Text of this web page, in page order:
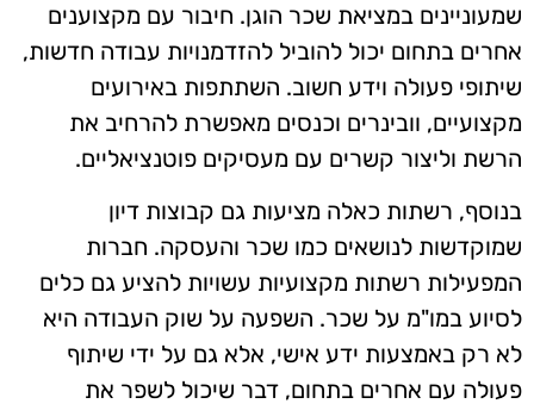
שמעוניינים במציאת שכר הוגן. חיבור עם מקצוענים
אחרים בתחום יכול להוביל להזדמנויות עבודה חדשות,
שיתופי פעולה וידע חשוב. השתתפות באירועים
מקצועיים, וובינרים וכנסים מאפשרת להרחיב את
הרשת וליצור קשרים עם מעסיקים פוטנציאליים.
בנוסף, רשתות כאלה מציעות גם קבוצות דיון
שמוקדשות לנושאים כמו שכר והעסקה. חברות
המפעילות רשתות מקצועיות עשויות להציע גם כלים
לסיוע במו"מ על שכר. השפעה על שוק העבודה היא
לא רק באמצעות ידע אישי, אלא גם על ידי שיתוף
פעולה עם אחרים בתחום, דבר שיכול לשפר את